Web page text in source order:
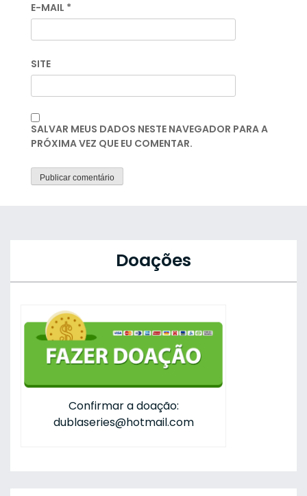
E-MAIL *
SITE
SALVAR MEUS DADOS NESTE NAVEGADOR PARA A
PRÓXIMA VEZ QUE EU COMENTAR.
Doações
Confirmar a doação:
dublaseries@hotmail.com